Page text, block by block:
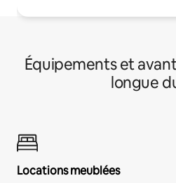
Équipements et
longue
Locations meublées